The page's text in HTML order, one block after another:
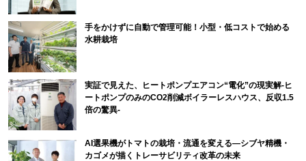
手をかけずに自動で管理可能！小型・低コストで始める
水耕栽培
実証で見えた、ヒートポンプエアコン“電化”の現実解-ヒ
ートポンプのみのCO2削減ボイラーレスハウス、反収1.5
倍の驚異-
AI選果機がトマトの栽培・流通を変える―シブヤ精機・
カゴメが描くトレーサビリティ改革の未来